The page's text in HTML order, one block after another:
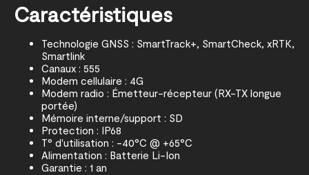
Caractéristiques
Technologie GNSS : SmartTrack+, SmartCheck, xRTK,
Smartlink
Canaux : 555
Modem cellulaire : 4G
Modem radio : Émetteur-récepteur (RX-TX longue
portée)
Mémoire interne/support : SD
Protection : IP68
T° d'utilisation : -40°C @ +65°C
Alimentation : Batterie Li-Ion
Garantie : 1 an